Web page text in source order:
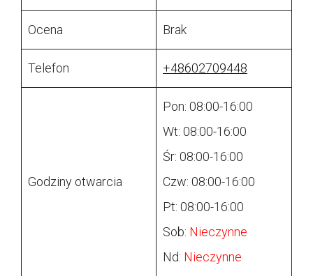
Ocena Brak
Telefon +48602709448
Godziny otwarcia
Pon: 08:00-16:00
Wt: 08:00-16:00
Śr: 08:00-16:00
Czw: 08:00-16:00
Pt: 08:00-16:00
Sob: Nieczynne
Nd: Nieczynne